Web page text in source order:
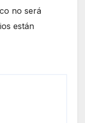
no será
están